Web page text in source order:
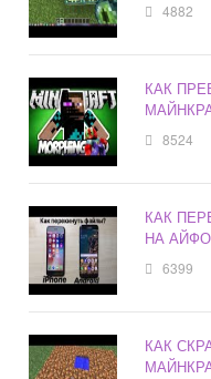
4882
КАК
8524
КАК
НА
6399
КАК